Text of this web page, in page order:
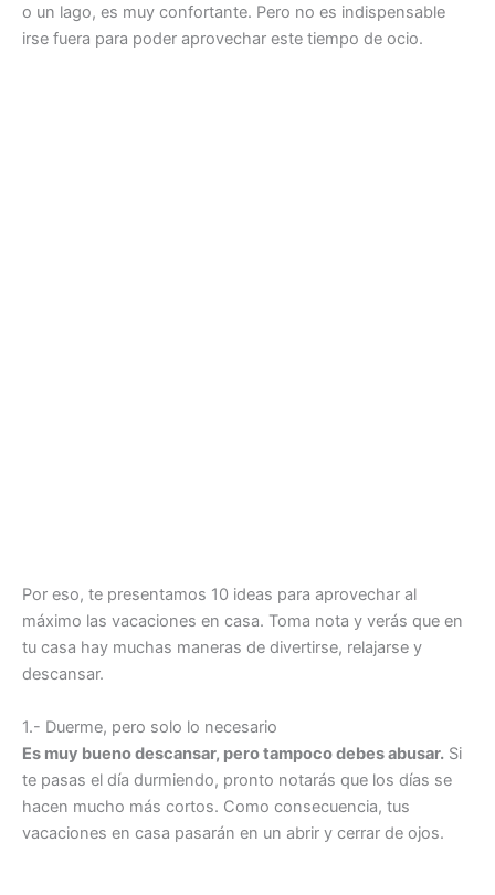
o un lago, es muy confortante. Pero no es indispensable
irse fuera para poder aprovechar este tiempo de ocio.
Por eso, te presentamos 10 ideas para aprovechar al
máximo las vacaciones en casa. Toma nota y verás que en
tu casa hay muchas maneras de divertirse, relajarse y
descansar.
1.- Duerme, pero solo lo necesario
Es muy bueno descansar, pero tampoco debes abusar. Si
te pasas el día durmiendo, pronto notarás que los días se
hacen mucho más cortos. Como consecuencia, tus
vacaciones en casa pasarán en un abrir y cerrar de ojos.